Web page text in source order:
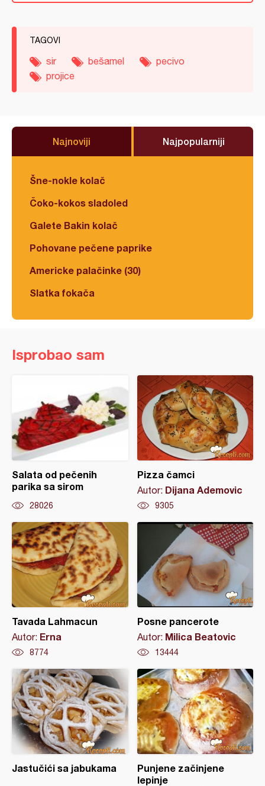
TAGOVI
sir bešamel
pecivo
projice
Najnoviji Najpopularniji
Šne-nokle kolač
Čoko-kokos sladoled
Galete Bakin kolač
Pohovane pečene paprike
Americke palačinke (30)
Slatka fokača
Isprobao sam
Salata od pečenih
parika sa sirom
28026
Pizza čamci
Autor: Dijana Ademovic
9305
Tavada Lahmacun
Autor: Erna
8774
Posne pancerote
Autor: Milica Beatovic
13444
Jastučići sa jabukama
Punjene začinjene
lepinje